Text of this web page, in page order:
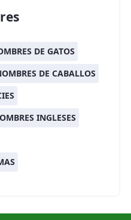
DE GATOS
DE CABALLOS
INGLESES